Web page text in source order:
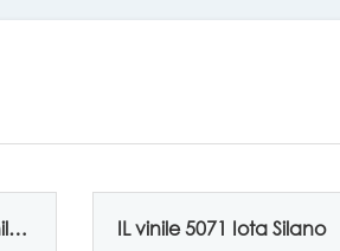
Iota VM-32 di cloruro di vinile: 124-70-9] Silano [CAS secondo n. IL vinile 5071 Iota Silano